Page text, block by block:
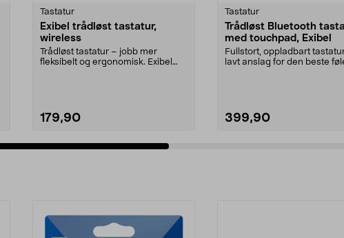
Tastatur
Exibel trådløst tastatur,
wireless
Trådløst tastatur – jobb mer
fleksibelt og ergonomisk. Exibel
179,90
Tastatur
Trådløst Bluetooth
med touchpad, Exibel
Fullstort, oppladbart
lavt anslag for den beste
399,90